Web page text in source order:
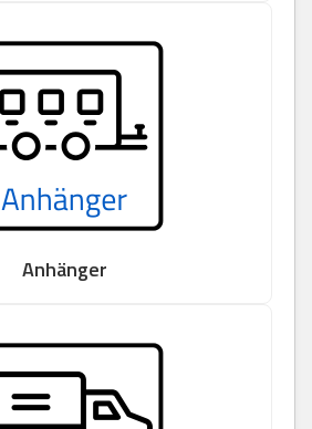
Anhänger